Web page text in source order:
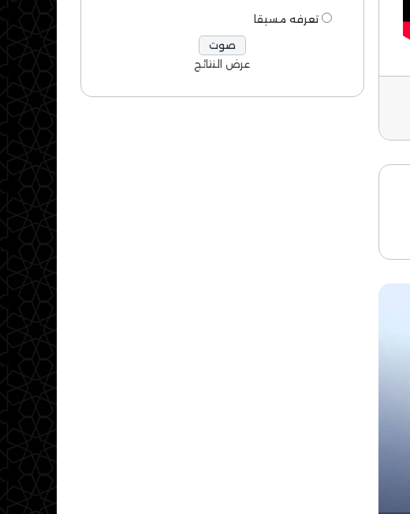
دقيقة مقاصدية مرئية
عناية الشريعة
تعرفه مسبقا
عرض النتائج